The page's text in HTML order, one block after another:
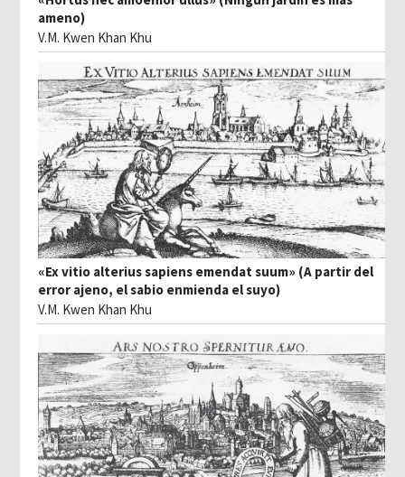
ameno)
V.M. Kwen Khan Khu
«Ex vitio alterius sapiens emendat suum» (A partir del
error ajeno, el sabio enmienda el suyo)
V.M. Kwen Khan Khu